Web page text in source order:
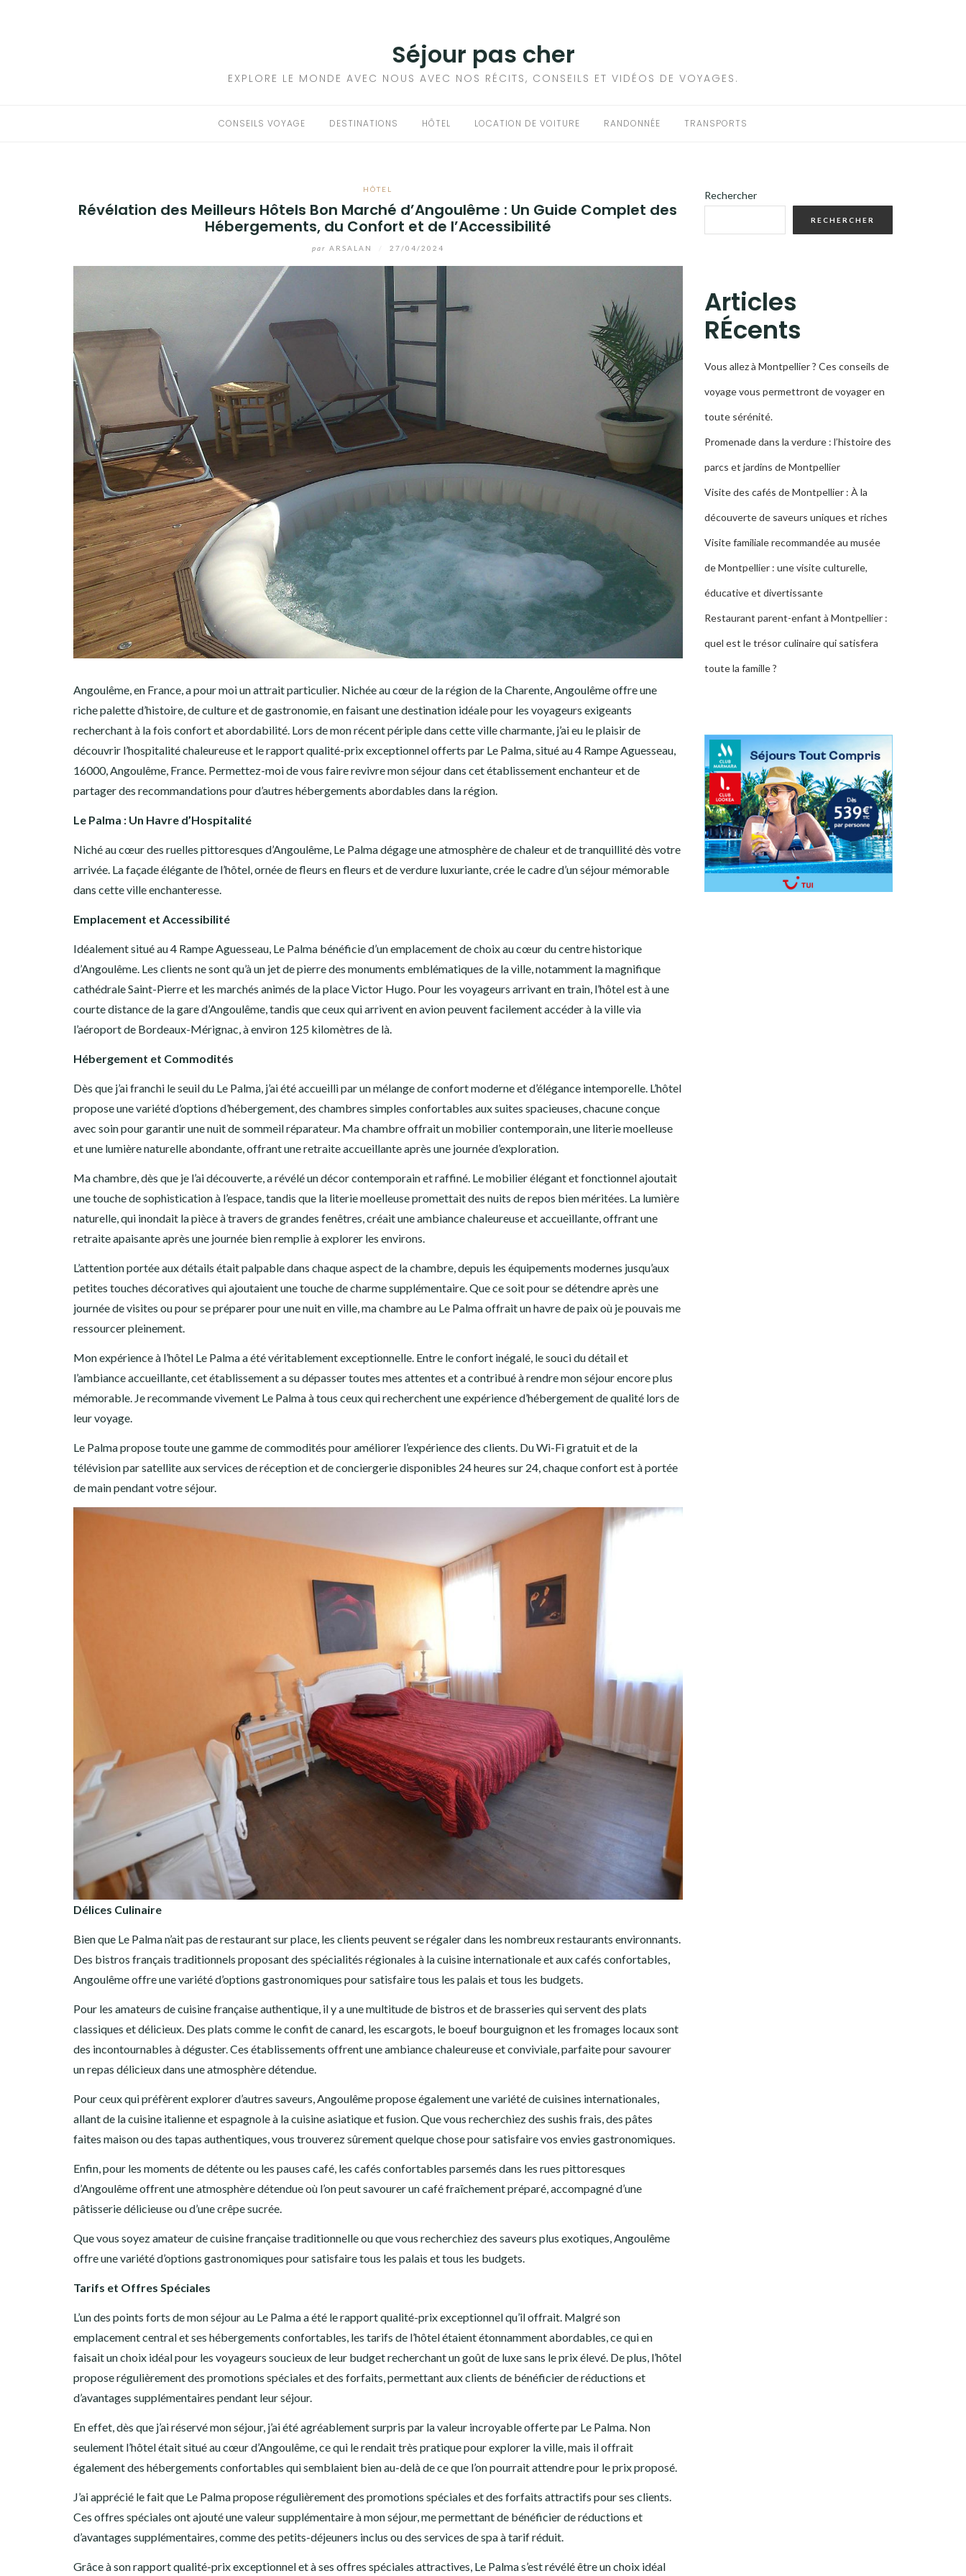
Séjour pas cher
EXPLORE LE MONDE AVEC NOUS AVEC NOS RÉCITS, CONSEILS ET VIDÉOS DE VOYAGES.
CONSEILS VOYAGE DESTINATIONS HÔTEL LOCATION DE VOITURE RANDONNÉE TRANSPORTS
HÔTEL
Révélation des Meilleurs Hôtels Bon Marché d’Angoulême : Un Guide Complet des
Hébergements, du Confort et de l’Accessibilité
par ARSALAN 27/04/2024
Angoulême, en France, a pour moi un attrait particulier. Nichée au cœur de la région de la Charente, Angoulême offre une
riche palette d’histoire, de culture et de gastronomie, en faisant une destination idéale pour les voyageurs exigeants
recherchant à la fois confort et abordabilité. Lors de mon récent périple dans cette ville charmante, j’ai eu le plaisir de
découvrir l’hospitalité chaleureuse et le rapport qualité-prix exceptionnel offerts par Le Palma, situé au 4 Rampe Aguesseau,
16000, Angoulême, France. Permettez-moi de vous faire revivre mon séjour dans cet établissement enchanteur et de
partager des recommandations pour d’autres hébergements abordables dans la région.
Le Palma : Un Havre d’Hospitalité
Niché au cœur des ruelles pittoresques d’Angoulême, Le Palma dégage une atmosphère de chaleur et de tranquillité dès votre
arrivée. La façade élégante de l’hôtel, ornée de fleurs en fleurs et de verdure luxuriante, crée le cadre d’un séjour mémorable
dans cette ville enchanteresse.
Emplacement et Accessibilité
Idéalement situé au 4 Rampe Aguesseau, Le Palma bénéficie d’un emplacement de choix au cœur du centre historique
d’Angoulême. Les clients ne sont qu’à un jet de pierre des monuments emblématiques de la ville, notamment la magnifique
cathédrale Saint-Pierre et les marchés animés de la place Victor Hugo. Pour les voyageurs arrivant en train, l’hôtel est à une
courte distance de la gare d’Angoulême, tandis que ceux qui arrivent en avion peuvent facilement accéder à la ville via
l’aéroport de Bordeaux-Mérignac, à environ 125 kilomètres de là.
Hébergement et Commodités
Dès que j’ai franchi le seuil du Le Palma, j’ai été accueilli par un mélange de confort moderne et d’élégance intemporelle. L’hôtel
propose une variété d’options d’hébergement, des chambres simples confortables aux suites spacieuses, chacune conçue
avec soin pour garantir une nuit de sommeil réparateur. Ma chambre offrait un mobilier contemporain, une literie moelleuse
et une lumière naturelle abondante, offrant une retraite accueillante après une journée d’exploration.
Ma chambre, dès que je l’ai découverte, a révélé un décor contemporain et raffiné. Le mobilier élégant et fonctionnel ajoutait
une touche de sophistication à l’espace, tandis que la literie moelleuse promettait des nuits de repos bien méritées. La lumière
naturelle, qui inondait la pièce à travers de grandes fenêtres, créait une ambiance chaleureuse et accueillante, offrant une
retraite apaisante après une journée bien remplie à explorer les environs.
L’attention portée aux détails était palpable dans chaque aspect de la chambre, depuis les équipements modernes jusqu’aux
petites touches décoratives qui ajoutaient une touche de charme supplémentaire. Que ce soit pour se détendre après une
journée de visites ou pour se préparer pour une nuit en ville, ma chambre au Le Palma offrait un havre de paix où je pouvais me
ressourcer pleinement.
Mon expérience à l’hôtel Le Palma a été véritablement exceptionnelle. Entre le confort inégalé, le souci du détail et
l’ambiance accueillante, cet établissement a su dépasser toutes mes attentes et a contribué à rendre mon séjour encore plus
mémorable. Je recommande vivement Le Palma à tous ceux qui recherchent une expérience d’hébergement de qualité lors de
leur voyage.
Le Palma propose toute une gamme de commodités pour améliorer l’expérience des clients. Du Wi-Fi gratuit et de la
télévision par satellite aux services de réception et de conciergerie disponibles 24 heures sur 24, chaque confort est à portée
de main pendant votre séjour.
Délices Culinaire
Bien que Le Palma n’ait pas de restaurant sur place, les clients peuvent se régaler dans les nombreux restaurants environnants.
Des bistros français traditionnels proposant des spécialités régionales à la cuisine internationale et aux cafés confortables,
Angoulême offre une variété d’options gastronomiques pour satisfaire tous les palais et tous les budgets.
Pour les amateurs de cuisine française authentique, il y a une multitude de bistros et de brasseries qui servent des plats
classiques et délicieux. Des plats comme le confit de canard, les escargots, le boeuf bourguignon et les fromages locaux sont
des incontournables à déguster. Ces établissements offrent une ambiance chaleureuse et conviviale, parfaite pour savourer
un repas délicieux dans une atmosphère détendue.
Pour ceux qui préfèrent explorer d’autres saveurs, Angoulême propose également une variété de cuisines internationales,
allant de la cuisine italienne et espagnole à la cuisine asiatique et fusion. Que vous recherchiez des sushis frais, des pâtes
faites maison ou des tapas authentiques, vous trouverez sûrement quelque chose pour satisfaire vos envies gastronomiques.
Enfin, pour les moments de détente ou les pauses café, les cafés confortables parsemés dans les rues pittoresques
d’Angoulême offrent une atmosphère détendue où l’on peut savourer un café fraîchement préparé, accompagné d’une
pâtisserie délicieuse ou d’une crêpe sucrée.
Que vous soyez amateur de cuisine française traditionnelle ou que vous recherchiez des saveurs plus exotiques, Angoulême
offre une variété d’options gastronomiques pour satisfaire tous les palais et tous les budgets.
Tarifs et Offres Spéciales
L’un des points forts de mon séjour au Le Palma a été le rapport qualité-prix exceptionnel qu’il offrait. Malgré son
emplacement central et ses hébergements confortables, les tarifs de l’hôtel étaient étonnamment abordables, ce qui en
faisait un choix idéal pour les voyageurs soucieux de leur budget recherchant un goût de luxe sans le prix élevé. De plus, l’hôtel
propose régulièrement des promotions spéciales et des forfaits, permettant aux clients de bénéficier de réductions et
d’avantages supplémentaires pendant leur séjour.
En effet, dès que j’ai réservé mon séjour, j’ai été agréablement surpris par la valeur incroyable offerte par Le Palma. Non
seulement l’hôtel était situé au cœur d’Angoulême, ce qui le rendait très pratique pour explorer la ville, mais il offrait
également des hébergements confortables qui semblaient bien au-delà de ce que l’on pourrait attendre pour le prix proposé.
J’ai apprécié le fait que Le Palma propose régulièrement des promotions spéciales et des forfaits attractifs pour ses clients.
Ces offres spéciales ont ajouté une valeur supplémentaire à mon séjour, me permettant de bénéficier de réductions et
d’avantages supplémentaires, comme des petits-déjeuners inclus ou des services de spa à tarif réduit.
Grâce à son rapport qualité-prix exceptionnel et à ses offres spéciales attractives, Le Palma s’est révélé être un choix idéal
Rechercher
RECHERCHER
Articles
RÉcents
Vous allez à Montpellier ? Ces conseils de
voyage vous permettront de voyager en
toute sérénité.
Promenade dans la verdure : l’histoire des
parcs et jardins de Montpellier
Visite des cafés de Montpellier : À la
découverte de saveurs uniques et riches
Visite familiale recommandée au musée
de Montpellier : une visite culturelle,
éducative et divertissante
Restaurant parent-enfant à Montpellier :
quel est le trésor culinaire qui satisfera
toute la famille ?